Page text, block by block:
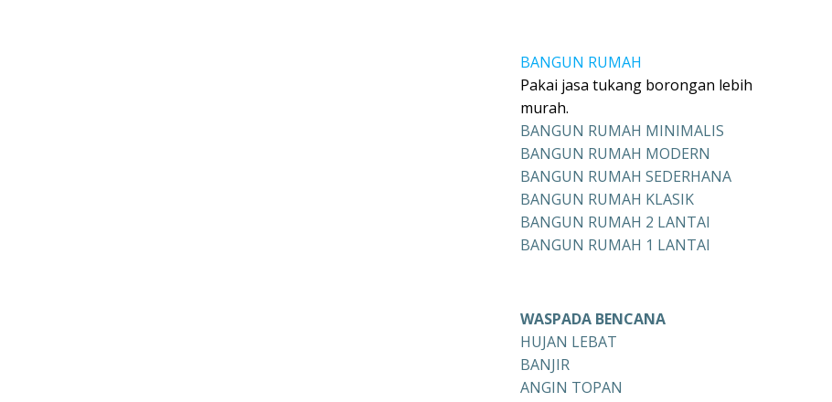
BANGUN RUMAH
Pakai jasa tukang borongan lebih
murah.
BANGUN RUMAH MINIMALIS
BANGUN RUMAH MODERN
BANGUN RUMAH SEDERHANA
BANGUN RUMAH KLASIK
BANGUN RUMAH 2 LANTAI
BANGUN RUMAH 1 LANTAI
WASPADA BENCANA
HUJAN LEBAT
BANJIR
ANGIN TOPAN